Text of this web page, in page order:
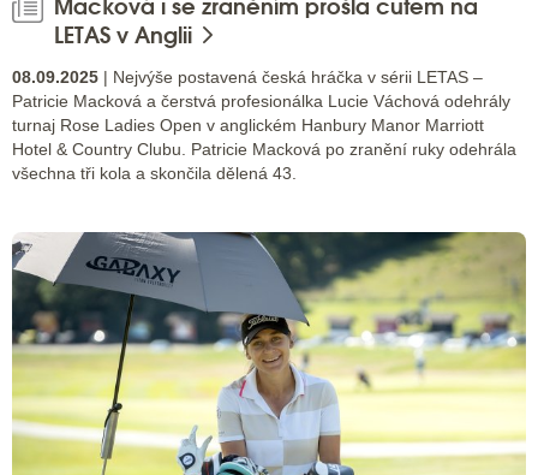
Macková i se zraněním prošla cutem na
LETAS v Anglii
08.09.2025 | Nejvýše postavená česká hráčka v sérii LETAS –
Patricie Macková a čerstvá profesionálka Lucie Váchová odehrály
turnaj Rose Ladies Open v anglickém Hanbury Manor Marriott
Hotel & Country Clubu. Patricie Macková po zranění ruky odehrála
všechna tři kola a skončila dělená 43.